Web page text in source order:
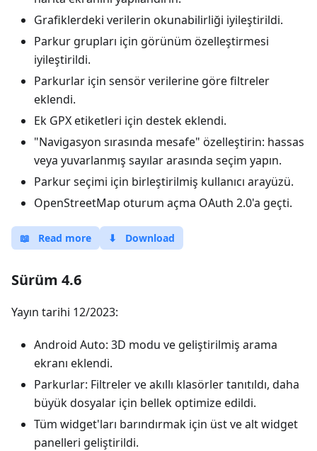
Grafiklerdeki verilerin okunabilirliği iyileştirildi.
Parkur grupları için görünüm özelleştirmesi
iyileştirildi.
Parkurlar için sensör verilerine göre filtreler
eklendi.
Ek GPX etiketleri için destek eklendi.
"Navigasyon sırasında mesafe" özelleştirin: hassas
veya yuvarlanmış sayılar arasında seçim yapın.
Parkur seçimi için birleştirilmiş kullanıcı arayüzü.
OpenStreetMap oturum açma OAuth 2.0'a geçti.
📖 Read more ⬇ Download
Sürüm 4.6
Yayın tarihi 12/2023:
Android Auto: 3D modu ve geliştirilmiş arama
ekranı eklendi.
Parkurlar: Filtreler ve akıllı klasörler tanıtıldı, daha
büyük dosyalar için bellek optimize edildi.
Tüm widget'ları barındırmak için üst ve alt widget
panelleri geliştirildi.